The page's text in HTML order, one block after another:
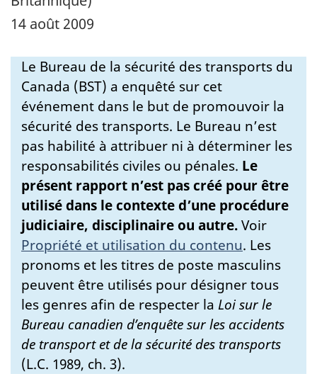
14 août 2009
Le Bureau de la sécurité des transports du
Canada (BST) a enquêté sur cet
événement dans le but de promouvoir la
sécurité des transports. Le Bureau n’est
pas habilité à attribuer ni à déterminer les
responsabilités civiles ou pénales. Le
présent rapport n’est pas créé pour être
utilisé dans le contexte d’une procédure
judiciaire, disciplinaire ou autre.Voir
Propriété et utilisation du contenu. Les
pronoms et les titres de poste masculins
peuvent être utilisés pour désigner tous
les genres afin de respecter la Loi sur le
Bureau canadien d’enquête sur les accidents
de transport et de la sécurité des transports
(L.C. 1989, ch. 3).